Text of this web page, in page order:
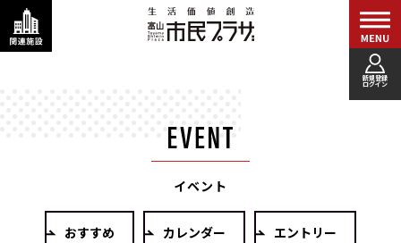
新規登録
ログイン
イベント
おすすめ カレンダー エントリー